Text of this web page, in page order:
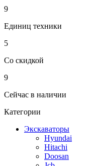
9
Единиц техники
5
Со скидкой
9
Сейчас в наличии
Категории
Экскаваторы
Hyundai
Hitachi
Doosan